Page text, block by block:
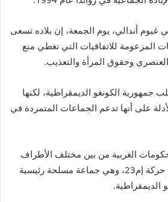
غيوم أندالي، يوم الجمعة، إن بلاده تسعى
المزعومة للاتفاقيات التي تغطي منع
العنصري وحقوق المرأة والتعذيب.
جمهورية الكونغو الديمقراطية، لكنها
على أنها تدعم الجماعات المتمردة في
الغربية من بين مختلف الأطراف
التي تقول إن رواندا تدعم حركة إم23، وهي جماعة مسلحة رئيسية